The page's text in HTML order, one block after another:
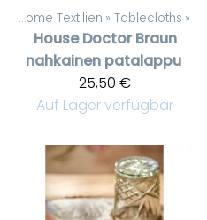
Home Textilien ‪» Tablecloths ‪»
House Doctor Braun
nahkainen patalappu
25,50 €
Auf Lager verfügbar